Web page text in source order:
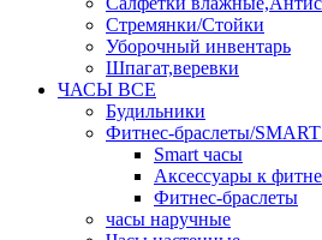
Стремянки/Стойки
Уборочный инвентарь
Шпагат,веревки
ЧАСЫ ВСЕ
Будильники
Фитнес-браслеты/
Smart часы
Аксессуары к
Фитнес-браслеты
часы наручные